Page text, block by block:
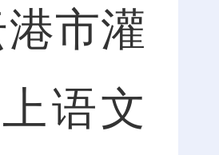
市灌
语文